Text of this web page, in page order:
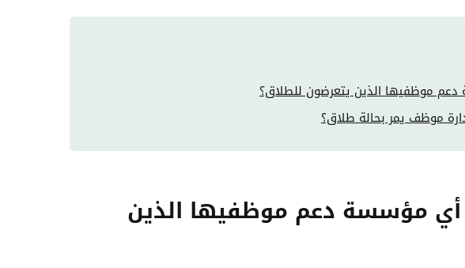
موظفيها الذين يتعرضون للطلاق؟
موظف يمر بحالة طلاق؟
أي مؤسسة دعم موظفيها الذين